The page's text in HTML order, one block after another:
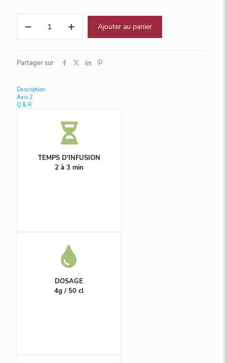
Ajouter au panier
Partager sur
Description
Avis 2
Q & R
TEMPS D'INFUSION
2 à 3 min
DOSAGE
4g / 50 cl